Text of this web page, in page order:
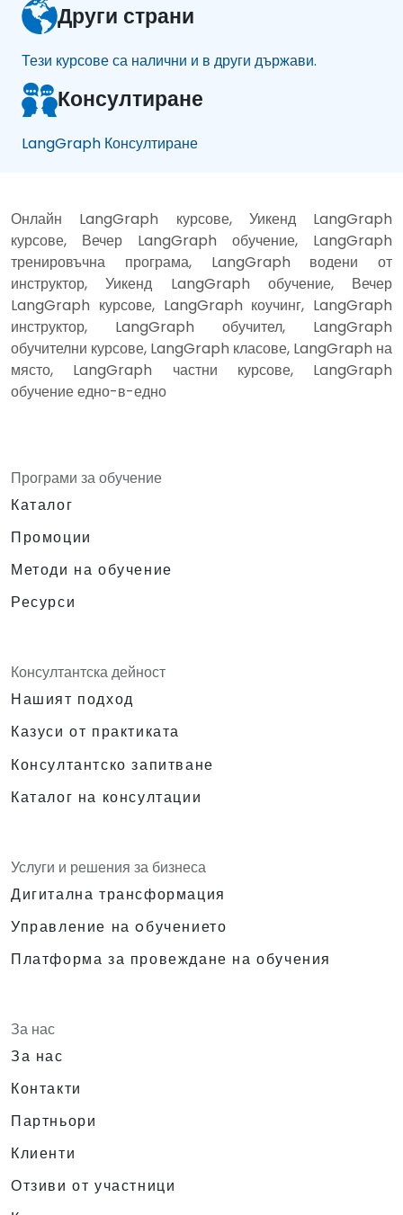
Други страни
Тези курсове са налични и в други държави.
Консултиране
LangGraph Консултиране
Онлайн LangGraph курсове, Уикенд LangGraph
курсове, Вечер LangGraph обучение, LangGraph
тренировъчна програма, LangGraph водени от
инструктор, Уикенд LangGraph обучение, Вечер
LangGraph курсове, LangGraph коучинг, LangGraph
инструктор, LangGraph обучител, LangGraph
обучителни курсове, LangGraph класове, LangGraph на
място, LangGraph частни курсове, LangGraph
обучение едно-в-едно
Програми за обучение
Каталог
Промоции
Методи на обучение
Ресурси
Консултантска дейност
Нашият подход
Казуси от практиката
Консултантско запитване
Каталог на консултации
Услуги и решения за бизнеса
Дигитална трансформация
Управление на oбучението
Платформа за провеждане на обучения
За нас
За нас
Контакти
Партньори
Клиенти
Отзиви от участници